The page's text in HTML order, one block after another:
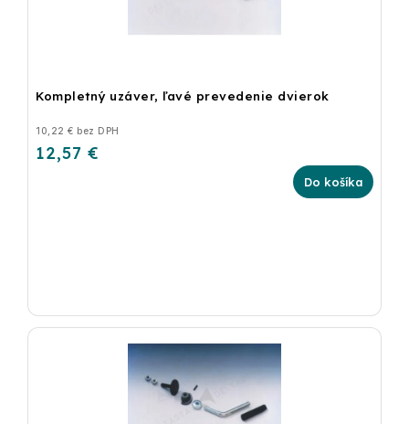
Kompletný uzáver, ľavé prevedenie dvierok
10,22 € bez DPH
12,57 €
Do košíka